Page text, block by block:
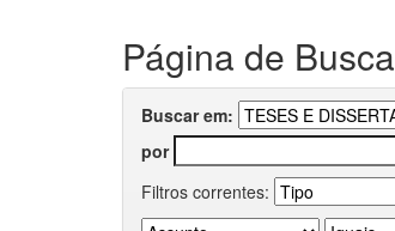
Página de Busca
Buscar em:
por
Filtros correntes: